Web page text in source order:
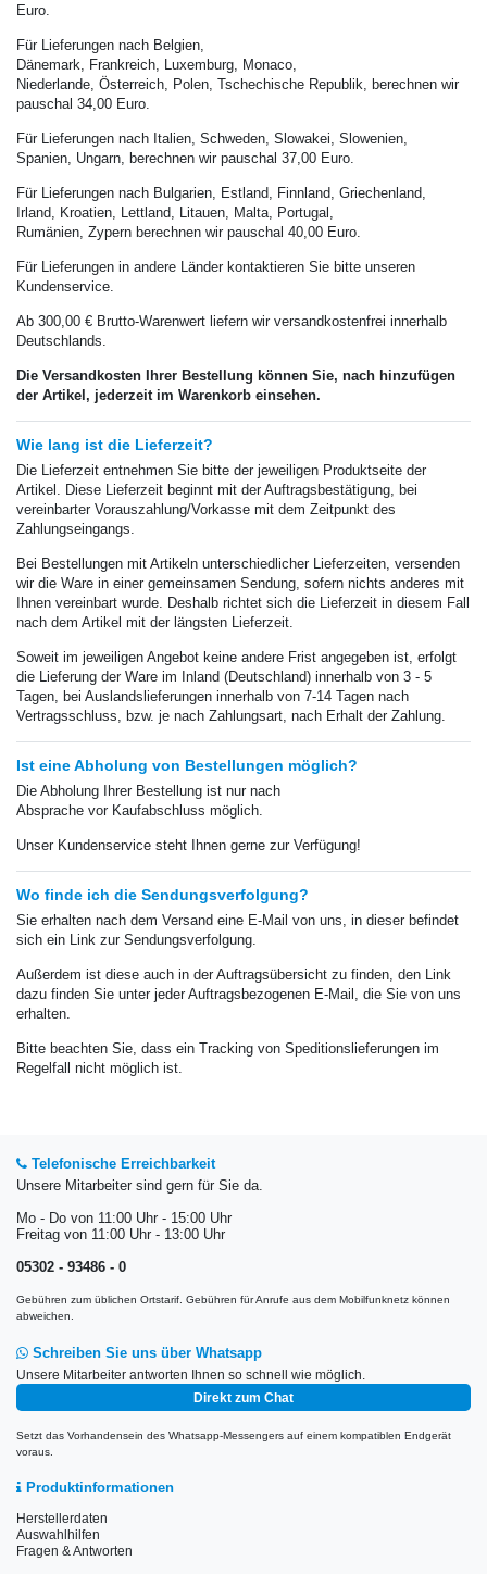
Euro.
Für Lieferungen nach Belgien,
Dänemark, Frankreich, Luxemburg, Monaco,
Niederlande, Österreich, Polen, Tschechische Republik, berechnen wir
pauschal 34,00 Euro.
Für Lieferungen nach Italien, Schweden, Slowakei, Slowenien,
Spanien, Ungarn, berechnen wir pauschal 37,00 Euro.
Für Lieferungen nach Bulgarien, Estland, Finnland, Griechenland,
Irland, Kroatien, Lettland, Litauen, Malta, Portugal,
Rumänien, Zypern berechnen wir pauschal 40,00 Euro.
Für Lieferungen in andere Länder kontaktieren Sie bitte unseren
Kundenservice.
Ab 300,00 € Brutto-Warenwert liefern wir versandkostenfrei innerhalb
Deutschlands.
Die Versandkosten Ihrer Bestellung können Sie, nach hinzufügen
der Artikel, jederzeit im Warenkorb einsehen.
Wie lang ist die Lieferzeit?
Die Lieferzeit entnehmen Sie bitte der jeweiligen Produktseite der
Artikel. Diese Lieferzeit beginnt mit der Auftragsbestätigung, bei
vereinbarter Vorauszahlung/Vorkasse mit dem Zeitpunkt des
Zahlungseingangs.
Bei Bestellungen mit Artikeln unterschiedlicher Lieferzeiten, versenden
wir die Ware in einer gemeinsamen Sendung, sofern nichts anderes mit
Ihnen vereinbart wurde. Deshalb richtet sich die Lieferzeit in diesem Fall
nach dem Artikel mit der längsten Lieferzeit.
Soweit im jeweiligen Angebot keine andere Frist angegeben ist, erfolgt
die Lieferung der Ware im Inland (Deutschland) innerhalb von 3 - 5
Tagen, bei Auslandslieferungen innerhalb von 7-14 Tagen nach
Vertragsschluss, bzw. je nach Zahlungsart, nach Erhalt der Zahlung.
Ist eine Abholung von Bestellungen möglich?
Die Abholung Ihrer Bestellung ist nur nach
Absprache vor Kaufabschluss möglich.
Unser Kundenservice steht Ihnen gerne zur Verfügung!
Wo finde ich die Sendungsverfolgung?
Sie erhalten nach dem Versand eine E-Mail von uns, in dieser befindet
sich ein Link zur Sendungsverfolgung.
Außerdem ist diese auch in der Auftragsübersicht zu finden, den Link
dazu finden Sie unter jeder Auftragsbezogenen E-Mail, die Sie von uns
erhalten.
Bitte beachten Sie, dass ein Tracking von Speditionslieferungen im
Regelfall nicht möglich ist.
Telefonische Erreichbarkeit
Unsere Mitarbeiter sind gern für Sie da.
Mo - Do von 11:00 Uhr - 15:00 Uhr
Freitag von 11:00 Uhr - 13:00 Uhr
05302 - 93486 - 0
Gebühren zum üblichen Ortstarif. Gebühren für Anrufe aus dem Mobilfunknetz können
abweichen.
Schreiben Sie uns über Whatsapp
Unsere Mitarbeiter antworten Ihnen so schnell wie möglich.
Direkt zum Chat
Setzt das Vorhandensein des Whatsapp-Messengers auf einem kompatiblen Endgerät
voraus.
Produktinformationen
Herstellerdaten
Auswahlhilfen
Fragen & Antworten